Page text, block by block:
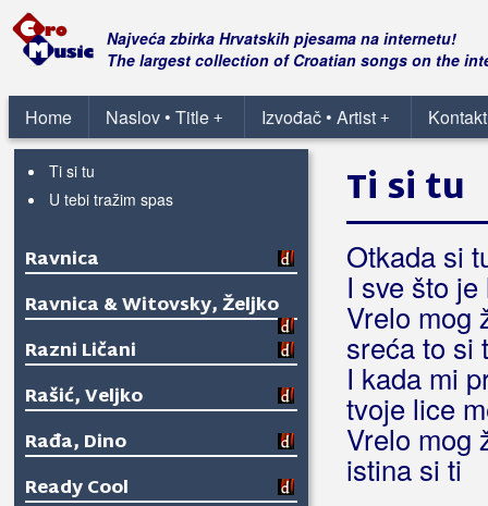
Najveća zbirka Hrvatskih pjesama na internetu!
The largest collection of Croatian songs on the
Home +
Naslov • Title +
Izvođač • Artist
Raspashow
Propala stvar
Svaki dio srca mog
Ti si tu
U tebi tražim spas
Ravnica
Ravnica & Witovsky, Željko
Razni Ličani
Rašić, Veljko
Rađa, Dino
Ready Cool
Ti si tu
Otkada si
I sve što
Vrelo mog
sreća to si
I kada mi
tvoje lice
Vrelo mog
istina si ti